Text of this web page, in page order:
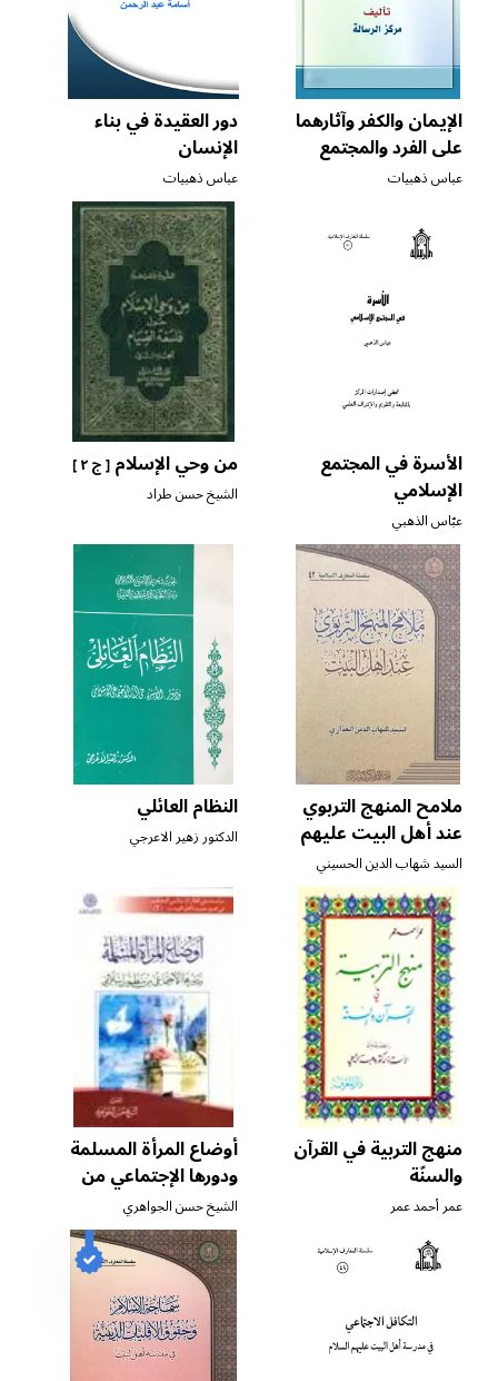
الإيمان والكفر وآثارهما
على الفرد والمجتمع
عباس ذهبيات
دور العقيدة في بناء
الإنسان
عباس ذهبيات
الأسرة في المجتمع
الإسلامي
عبّاس الذهبي
من وحي الإسلام[ ج ٢ ]
الشيخ حسن طراد
ملامح المنهج التربوي
عند أهل البيت عليهم
السلام
السيد شهاب الدين الحسيني
العذاري
النظام العائلي
الدكتور زهير الاعرجي
منهج التربية في القرآن
والسنّة
عمر أحمد عمر
أوضاع المرأة المسلمة
ودورها الإجتماعي من
منظور إسلامي
الشيخ حسن الجواهري